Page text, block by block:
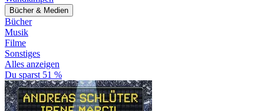
Bücher & Medien
Bücher
Musik
Filme
Sonstiges
Alles anzeigen
Du sparst 51 %